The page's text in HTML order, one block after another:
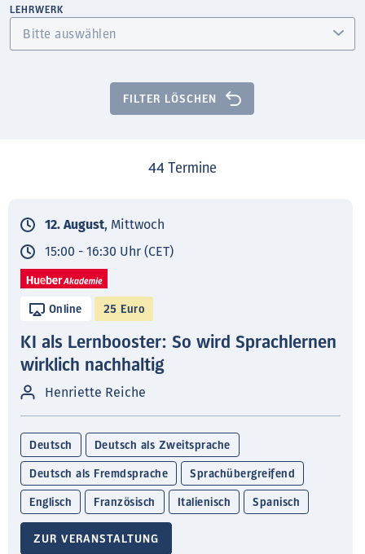
LEHRWERK
FILTER LÖSCHEN
44Termine
12. August, Mittwoch
15:00 - 16:30 Uhr (CET)
Online 25 Euro
KI als Lernbooster: So wird Sprachlernen
wirklich nachhaltig
Henriette Reiche
Deutsch Deutsch als Zweitsprache
Deutsch als Fremdsprache Sprachübergreifend
Englisch Französisch Italienisch Spanisch
ZUR VERANSTALTUNG